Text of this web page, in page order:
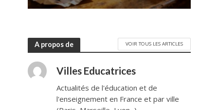
A propos de VOIR TOUS LES ARTICLES
Villes Educatrices
Actualités de l'éducation et de
l'enseignement en France et par ville